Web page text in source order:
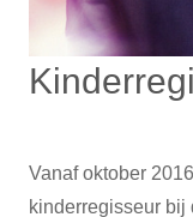
Vanaf oktober
kinderregisseur